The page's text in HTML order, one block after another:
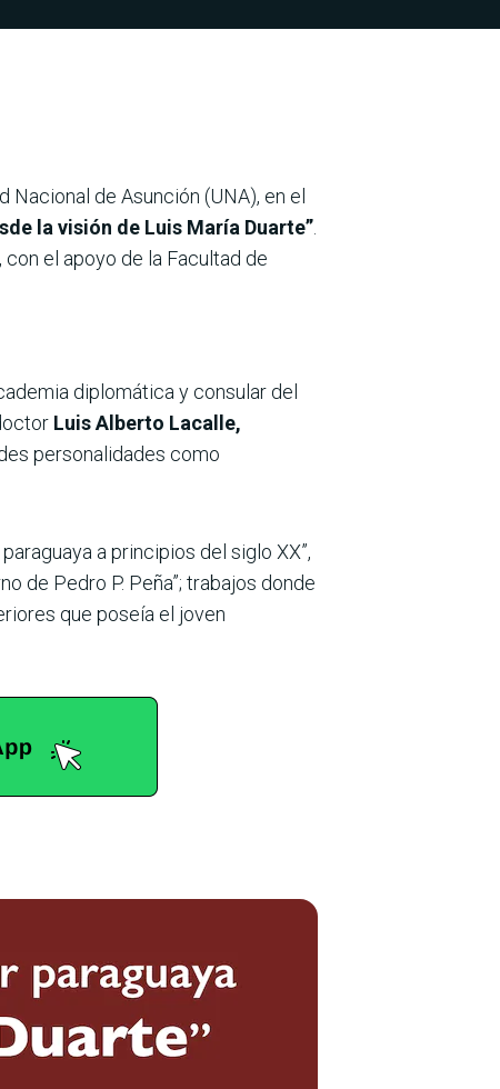
Nacional de Asunción (UNA), en el
la visión de Luis María Duarte”
el apoyo de la Facultad de
diplomática y consular del
Luis Alberto Lacalle,
personalidades como
a principios del siglo XX”,
de Pedro P. Peña”; trabajos donde
que poseía el joven